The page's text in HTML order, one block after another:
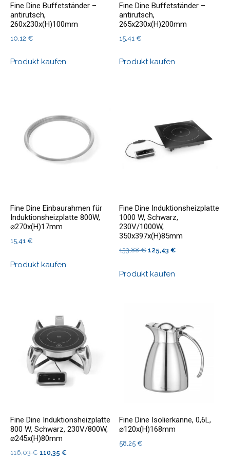
Fine Dine Buffetständer –
antirutsch,
260x230x(H)100mm
10,12 €
Produkt kaufen
Fine Dine Buffetständer –
antirutsch,
265x230x(H)200mm
15,41€
Produkt kaufen
Fine Dine Einbaurahmen für
Induktionsheizplatte 800W,
⌀270x(H)17mm
15,41 €
Produkt kaufen
Fine Dine Induktionsheizplatte
1000 W, Schwarz,
230V/1000W,
350x397x(H)85mm
133,88€Ursprünglicher
war:
125,43€Aktueller
Produkt kaufen
Fine Dine Induktionsheizplatte
800 W, Schwarz, 230V/800W,
⌀245x(H)80mm
116,03€ Ursprünglicher
110,35 €Aktueller
Fine Dine Isolierkanne, 0,6L,
⌀120x(H)168mm
58,25€